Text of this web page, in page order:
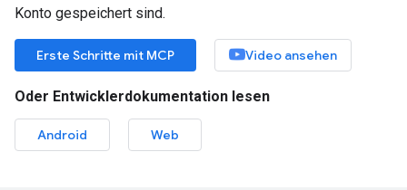
Konto gespeichert sind.
Erste Schritte mit MCP Video ansehen
Oder Entwicklerdokumentation lesen
Android Web